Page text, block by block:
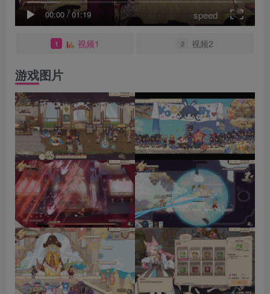
00:00 /01:19 speed
1 视频1 2 视频2
游戏图片